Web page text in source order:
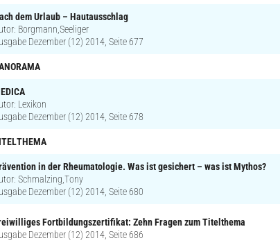
dem Urlaub – Hautausschlag
Borgmann,Seeliger
Dezember (12) 2014, Seite 677
Lexikon
Dezember (12) 2014, Seite 678
in der Rheumatologie. Was ist gesichert – was ist Mythos?
Schmalzing,Tony
Dezember (12) 2014, Seite 680
Fortbildungszertifikat: Zehn Fragen zum Titelthema
Dezember (12) 2014, Seite 686